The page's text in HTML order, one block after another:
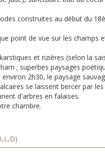
construites au début du
point de vue sur les champs
et rizières (selon la
; superbes paysages
2h30, le paysage
se laissent bercer par les
d'arbres en falaises.
chambre.